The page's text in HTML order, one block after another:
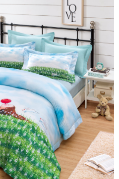
款，方視為交易完成。
繳費，但若您需要取消訂單，請聯絡
訂單仍視為有效，需透過AFTEE先享
付 」之結帳頁面顯示為準，若有關於
等相關疑問，請聯繫「AFTEE先享後付
support/home
供之「AFTEE先享後付」服務完成之交
人資料，並將交易相關給付款項請求債
以下網址：
理人或監護人之同意方可使用
辦者引起之損失，本公司不負相關責
依據個別帳號之用戶狀況，依本公司即
額度不足之情形，本公司將視審查結果